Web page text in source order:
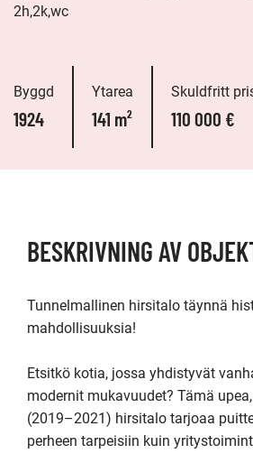
2h,2k,wc
Byggd
1924
Ytarea
141 m²
Skuldfritt
110 000 €
BESKRIVNING AV
Tunnelmallinen hirsitalo täynnä
mahdollisuuksia!
Etsitkö kotia, jossa yhdistyvät
modernit mukavuudet? Tämä
(2019–2021) hirsitalo tarjoaa
perheen tarpeisiin kuin